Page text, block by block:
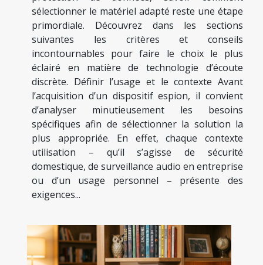
sélectionner le matériel adapté reste une étape
primordiale. Découvrez dans les sections
suivantes les critères et conseils
incontournables pour faire le choix le plus
éclairé en matière de technologie d’écoute
discrète. Définir l’usage et le contexte Avant
l’acquisition d’un dispositif espion, il convient
d’analyser minutieusement les besoins
spécifiques afin de sélectionner la solution la
plus appropriée. En effet, chaque contexte
utilisation – qu’il s’agisse de sécurité
domestique, de surveillance audio en entreprise
ou d’un usage personnel – présente des
exigences...